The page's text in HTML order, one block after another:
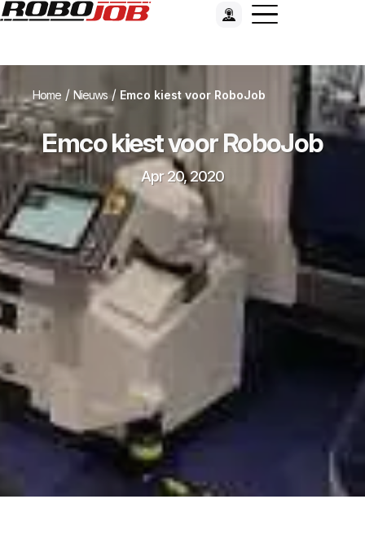
Home / Nieuws/ Emco kiest voor RoboJob
Emco kiest voor RoboJob
Apr 20, 2020